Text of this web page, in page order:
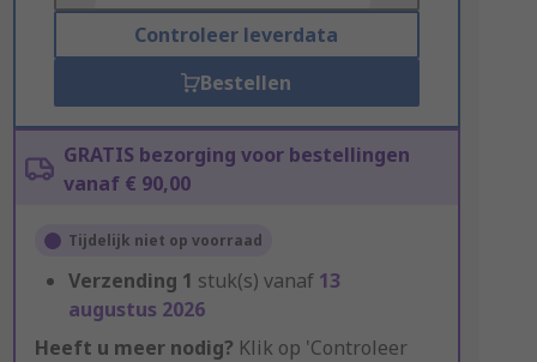
Controleer leverdata
Bestellen
GRATIS bezorging voor bestellingen
vanaf € 90,00
Tijdelijk niet op voorraad
Verzending 1 stuk(s) vanaf 13
augustus 2026
Heeft u meer nodig? Klik op 'Controleer